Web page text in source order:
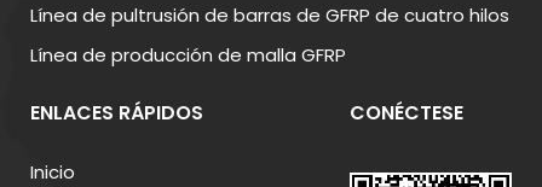
Línea de pultrusión de barras de GFRP de cuatro hilos
Línea de producción de malla GFRP
ENLACES RÁPIDOS
Inicio
CONÉCTESE